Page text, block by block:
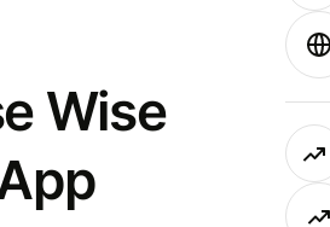
Wise